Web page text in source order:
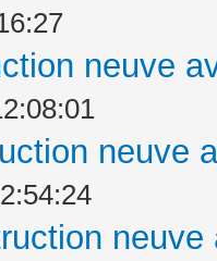
neuve
neuve